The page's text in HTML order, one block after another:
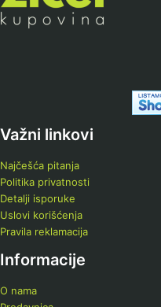
Važni linkovi
Najčešća pitanja
Politika privatnosti
Detalji isporuke
Uslovi korišćenja
Pravila reklamacija
Informacije
O nama